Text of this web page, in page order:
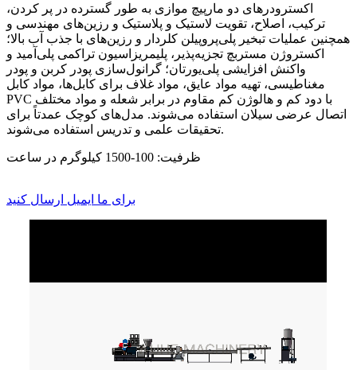
اکسترودرهای دو مارپیچ موازی به طور گسترده در پر کردن،
ترکیب، اصلاح، تقویت لاستیک و پلاستیک و رزین‌های مهندسی و
همچنین عملیات تبخیر پلی‌پروپیلن کلردار و رزین‌های با جذب آب بالا؛
اکستروژن مستربچ تجزیه‌پذیر، پلیمریزاسیون تراکمی پلی‌آمید و
واکنش افزایشی پلی‌یورتان؛ گرانول‌سازی پودر کربن و پودر
مغناطیسی، تهیه مواد عایق، مواد غلاف برای کابل‌ها، مواد کابل
PVC با دود کم و هالوژن کم مقاوم در برابر شعله و مواد مختلف
اتصال عرضی سیلان استفاده می‌شوند. مدل‌های کوچک عمدتاً برای
تحقیقات علمی و تدریس استفاده می‌شوند.
ظرفیت: 100-1500 کیلوگرم در ساعت
برای ما ایمیل ارسال کنید